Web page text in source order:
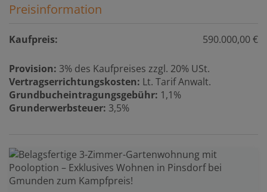
Preisinformation
Kaufpreis: 590.000,00 €
Provision: 3% des Kaufpreises zzgl. 20% USt.
Vertragserrichtungskosten: Lt. Tarif Anwalt.
Grundbucheintragungsgebühr: 1,1%
Grunderwerbsteuer: 3,5%